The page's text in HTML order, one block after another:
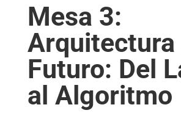
Mesa 3:
Arquitectura
Futuro: Del
al Algoritmo